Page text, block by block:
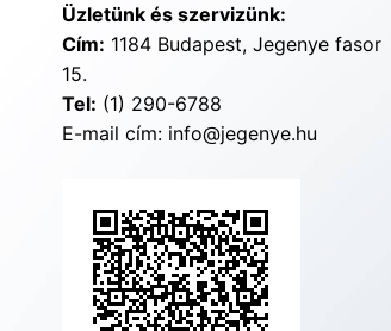
Üzletünk és szervizünk:
Cím: 1184 Budapest, Jegenye fasor
15.
Tel: (1) 290-6788
E-mail cím: info@jegenye.hu